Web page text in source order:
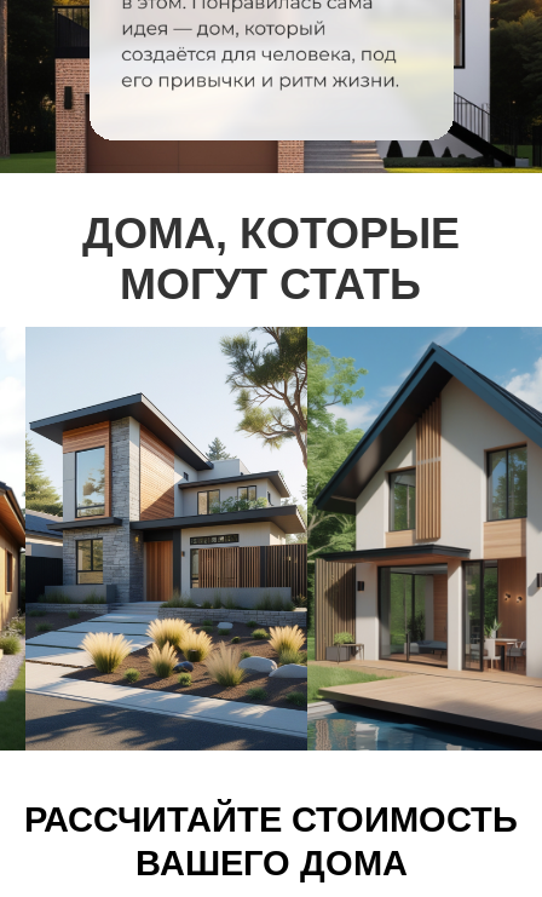
Контакты ОптиДом
+7 (499) 110-30-58
Мы находимся по адресу:
г. Ставрополь, ул. Мира, 331